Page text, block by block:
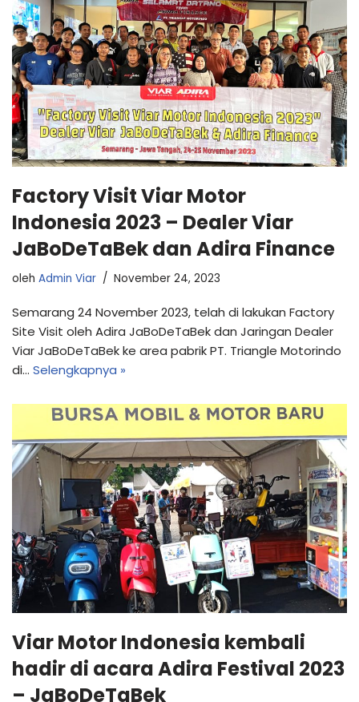
Factory Visit Viar Motor
Indonesia 2023 – Dealer Viar
JaBoDeTaBek dan Adira Finance
oleh Admin Viar November 24, 2023
Semarang 24 November 2023, telah di lakukan Factory
Site Visit oleh Adira JaBoDeTaBek dan Jaringan Dealer
Viar JaBoDeTaBek ke area pabrik PT. Triangle Motorindo
di… Selengkapnya »
Viar Motor Indonesia kembali
hadir di acara Adira Festival 2023
– JaBoDeTaBek